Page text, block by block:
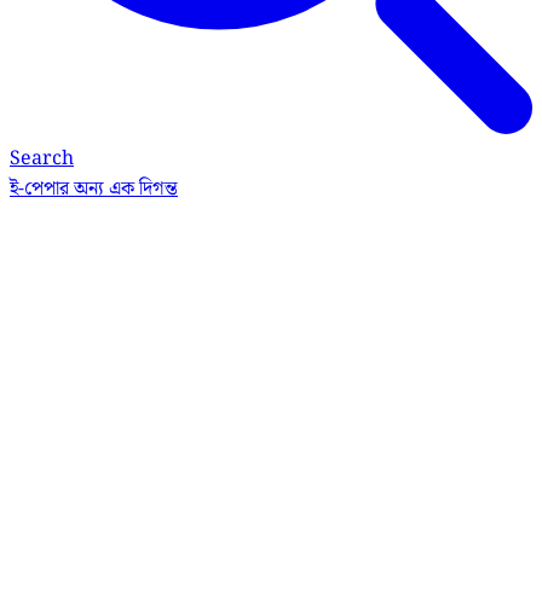
Search
ই-পেপারঅন্য এক দিগন্ত